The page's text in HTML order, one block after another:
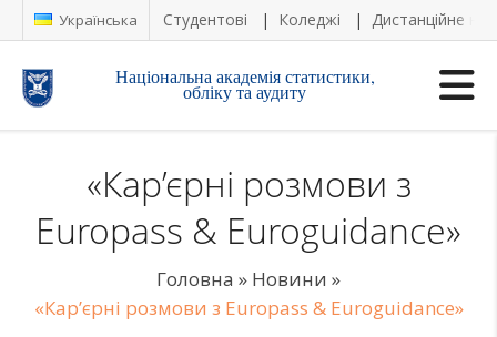
Українська Студентові Коледжі Дистанційне
Національна академія статистики,
обліку та аудиту
«Кар’єрні розмови з
Europass & Euroguidance»
Головна » Новини »
«Кар’єрні розмови з Europass & Euroguidance»